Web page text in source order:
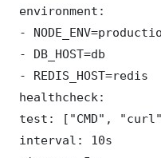
environment:
-
- DB_HOST=db
- REDIS_HOST=redis
healthcheck:
test: ["CMD",
interval: 10s